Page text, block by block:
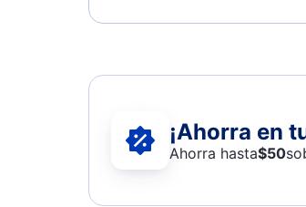
¡Ahorra en
Ahorra hasta$50